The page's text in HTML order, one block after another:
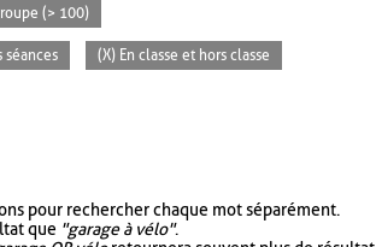
(> 100)
séances (X) En classe et hors classe
pour rechercher chaque mot séparément.
que "garage à vélo".